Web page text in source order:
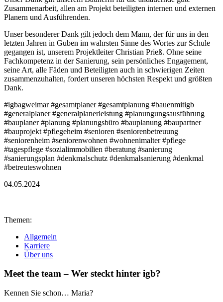
Zusammenarbeit, allen am Projekt beteiligten internen und externen
Planern und Ausführenden.
Unser besonderer Dank gilt jedoch dem Mann, der für uns in den
letzten Jahren in Guben im wahrsten Sinne des Wortes zur Schule
gegangen ist, unserem Projektleiter Christian Prieß. Ohne seine
Fachkompetenz in der Sanierung, sein persönliches Engagement,
seine Art, alle Fäden und Beteiligten auch in schwierigen Zeiten
zusammenzuhalten, fordert unseren höchsten Respekt und größten
Dank.
#igbagweimar #gesamtplaner #gesamtplanung #bauenmitigb
#generalplaner #generalplanerleistung #planungungsausführung
#bauplaner #planung #planungsbüro #bauplanung #baupartner
#bauprojekt #pflegeheim #senioren #seniorenbetreuung
#seniorenheim #seniorenwohnen #wohnenimalter #pflege
#tagespflege #sozialimmobilien #beratung #sanierung
#sanierungsplan #denkmalschutz #denkmalsanierung #denkmal
#betreuteswohnen
04.05.2024
Themen:
Allgemein
Karriere
Über uns
Meet the team – Wer steckt hinter igb?
Kennen Sie schon… Maria?